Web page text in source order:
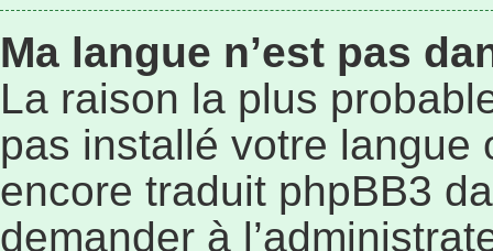
Ma langue n’est pas
La raison la plus
pas installé votre langue
encore traduit phpBB3
demander à